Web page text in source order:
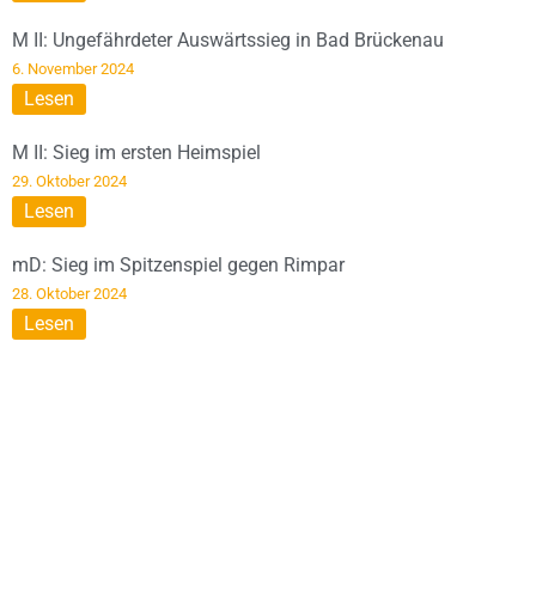
M II: Ungefährdeter Auswärtssieg in Bad Brückenau
6. November 2024
Lesen
M II: Sieg im ersten Heimspiel
29. Oktober 2024
Lesen
mD: Sieg im Spitzenspiel gegen Rimpar
28. Oktober 2024
Lesen